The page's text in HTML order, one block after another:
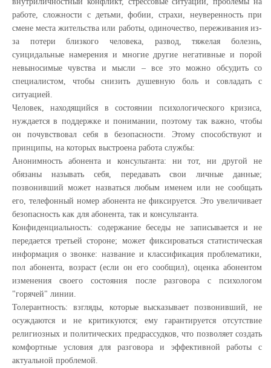
работе, сложности с детьми, фобии, страхи, неуверенность при
смене места жительства или работы, одиночество, переживания из-
за потери близкого человека, развод, тяжелая болезнь,
суицидальные намерения и многие другие негативные и порой
невыносимые чувства и мысли – все это можно обсудить со
специалистом, чтобы снизить душевную боль и совладать с
ситуацией.
Человек, находящийся в состоянии психологического кризиса,
нуждается в поддержке и понимании, поэтому так важно, чтобы
он почувствовал себя в безопасности. Этому способствуют и
принципы, на которых выстроена работа службы:
Анонимность абонента и консультанта: ни тот, ни другой не
обязаны называть себя, передавать свои личные данные;
позвонивший может назваться любым именем или не сообщать
его, телефонный номер абонента не фиксируется. Это увеличивает
безопасность как для абонента, так и консультанта.
Конфиденциальность: содержание беседы не записывается и не
передается третьей стороне; может фиксироваться статистическая
информация о звонке: название и классификация проблематики,
пол абонента, возраст (если он его сообщил), оценка абонентом
изменения своего состояния после разговора с психологом
"горячей" линии.
Толерантность: взгляды, которые высказывает позвонивший, не
осуждаются и не критикуются; ему гарантируется отсутствие
религиозных и политических предрассудков, что позволяет создать
комфортные условия для разговора и эффективной работы с
актуальной проблемой.